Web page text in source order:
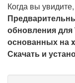
Когда вы
обновления для
основанных на
Скачать и